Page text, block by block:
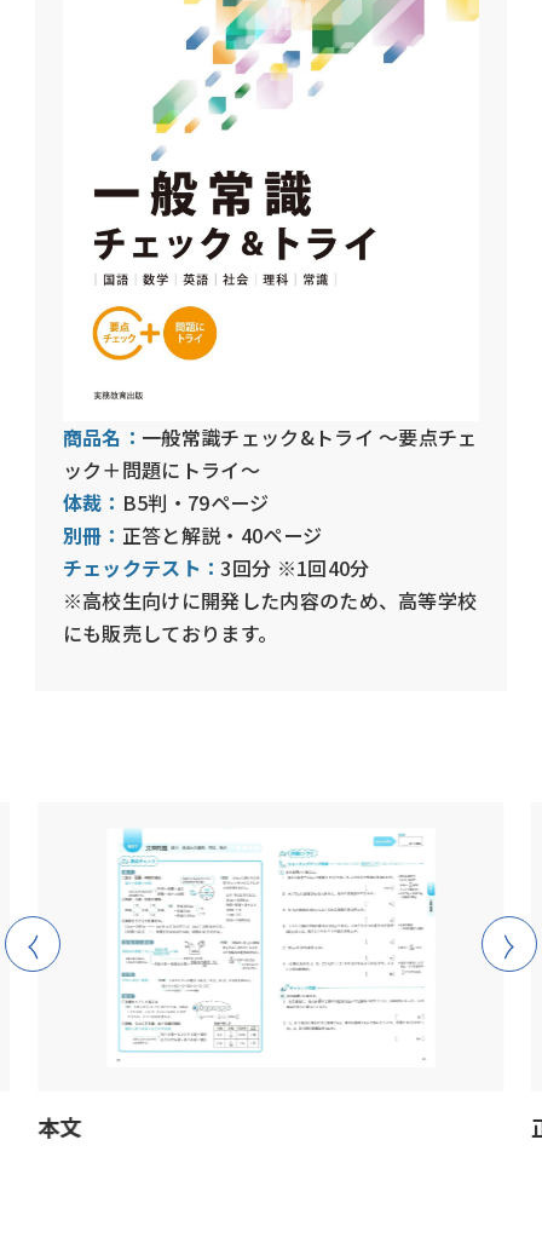
商品名： 一般常識チェック&トライ 〜要点チェ
ック＋問題にトライ〜
体裁： B5判・79ページ
別冊： 正答と解説・40ページ
チェックテスト：3回分 ※1回40分
※高校生向けに開発した内容のため、高等学校
にも販売しております。
本文
open